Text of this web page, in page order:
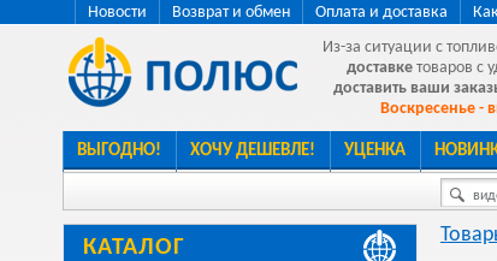
Новости Возврат и обмен Оплата и доставка
Из-за ситуации с
доставке товаров с
доставить ваши
Воскресенье -
ВЫГОДНО! ХОЧУ ДЕШЕВЛЕ! УЦЕНКА
КАТАЛОГ